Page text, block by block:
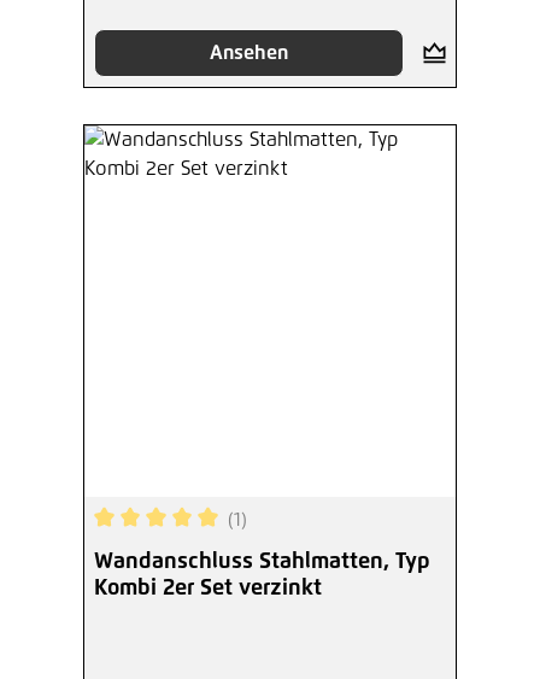
Ansehen
Durchschnittliche Bewertung von 5 von 5
(1)
Wandanschluss Stahlmatten, Typ
Kombi 2er Set verzinkt